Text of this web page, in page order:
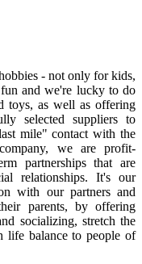
- not only for kids,
and we're lucky to do
toys, as well as offering
selected suppliers to
mile" contact with the
we are profit-
partnerships that are
relationships. It's our
with our partners and
parents, by offering
socializing, stretch the
life balance to people of